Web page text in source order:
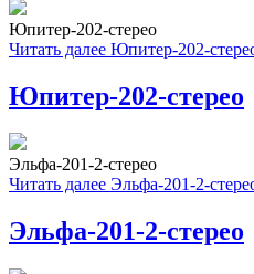
Юпитер-202-стерео
Читать далее Юпитер-202-
Юпитер-202-стерео
Эльфа-201-2-стерео
Читать далее Эльфа-201-2-
Эльфа-201-2-стерео